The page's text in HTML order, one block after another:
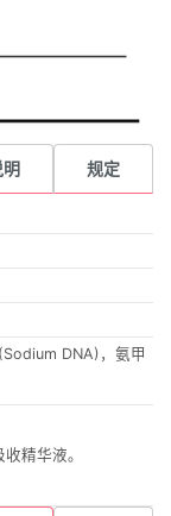
明 规定
DNA)，氨甲
精华液。